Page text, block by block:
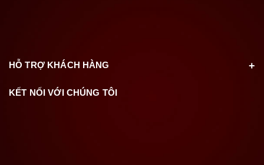
HỖ TRỢ KHÁCH HÀNG
KẾT NỐI VỚI CHÚNG TÔI